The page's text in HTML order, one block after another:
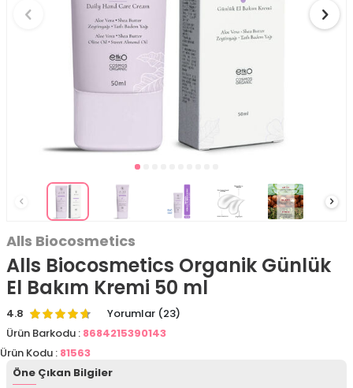
Alls Biocosmetics
Alls Biocosmetics Organik Günlük
El Bakım Kremi 50 ml
4.8
Yorumlar (23)
Ürün Barkodu : 8684215390143
Ürün Kodu : 81563
Öne Çıkan Bilgiler